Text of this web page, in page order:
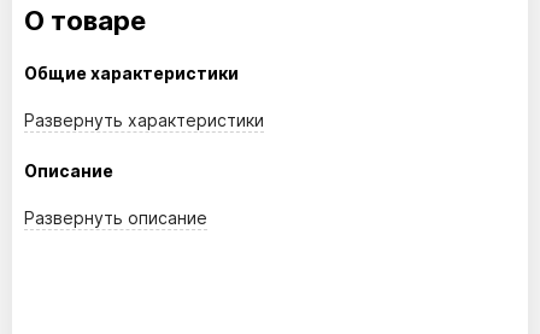
О товаре
Общие характеристики
Развернуть характеристики
Описание
Развернуть описание